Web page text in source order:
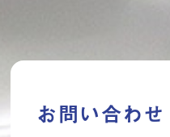
お問い合わせ